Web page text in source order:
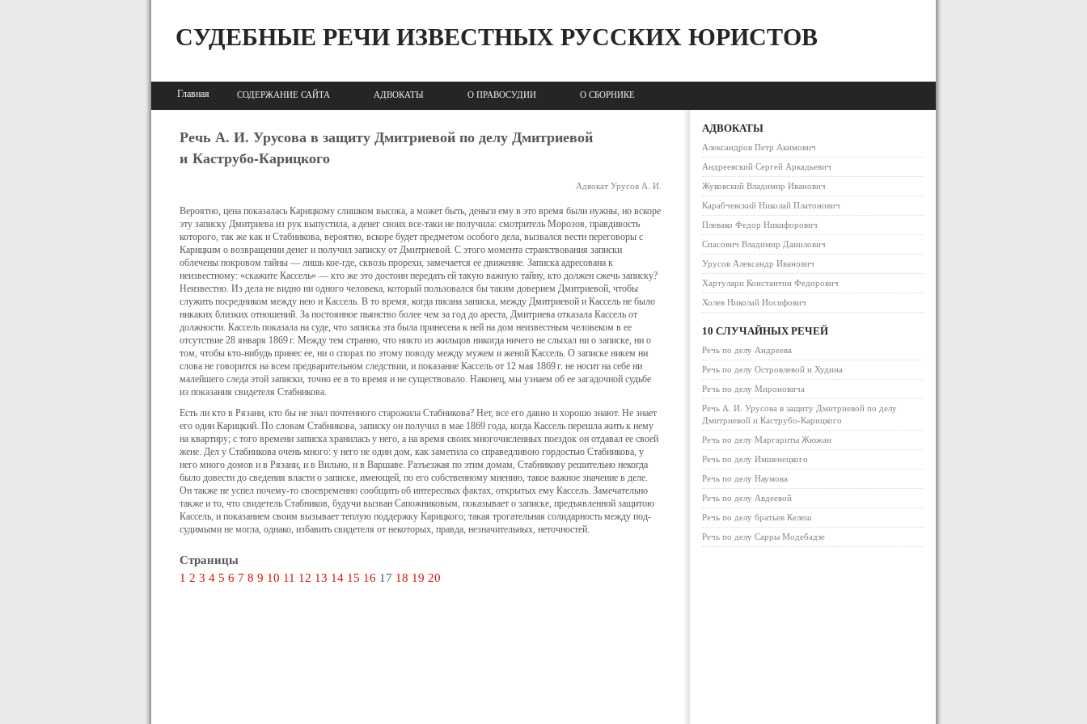
СУДЕБНЫЕ РЕЧИ ИЗВЕСТНЫХ РУССКИХ ЮРИСТОВ
Главная СОДЕРЖАНИЕ САЙТА АДВОКАТЫ О ПРАВОСУДИИ О СБОРНИКЕ
Речь А. И. Урусова в защиту Дмитриевой по делу Дмитриевой
и Каструбо-Карицкого
Адвокат Урусов А. И.
Вероятно, цена показалась Карицкому слишком высока, а может быть, деньги ему в это время были нужны, но вскоре
эту записку Дмитриева из рук выпустила, а де­нег своих все-таки не получила: смотритель Морозов, правдивость
которого, так же как и Стабникова, вероятно, вскоре будет предме­том особого дела, вызвался вести переговоры с
Карицким о воз­вращении денег и получил записку от Дмитриевой. С этого мо­мента странствования записки
облечены покровом тайны — лишь кое-где, сквозь прорехи, замечается ее движение. Записка адресова­на к
неизвестному: «скажите Кассель» — кто же это достоин пере­дать ей такую важную тайну, кто должен сжечь записку?
Неизвест­но. Из дела не видно ни одного человека, который пользовался бы таким доверием Дмитриевой, чтобы
служить посредником между нею и Кассель. В то время, когда писана записка, между Дмитри­евой и Кассель не было
никаких близких отношений. За постоянное пьянство более чем за год до ареста, Дмитриева отказала Кассель от
должности. Кассель показала на суде, что записка эта была при­несена к ней на дом неизвестным человеком в ее
отсутствие 28 ян­варя 1869 г. Между тем странно, что никто из жильцов никогда ничего не слыхал ни о записке, ни о
том, чтобы кто-нибудь принес ее, ни о спорах по этому поводу между мужем и женой Кассель. О записке никем ни
слова не говорится на всем предварительном следствии, и показание Кассель от 12 мая 1869 г. не носит на себе ни
малейшего следа этой записки, точно ее в то время и не сущест­вовало. Наконец, мы узнаем об ее загадочной судьбе
из показания свидетеля Стабникова.
Есть ли кто в Рязани, кто бы не знал почтенного старожила Стабникова? Нет, все его давно и хорошо знают. Не знает
его один Карицкий. По словам Стабникова, записку он получил в мае 1869 года, когда Кассель перешла жить к нему
на квартиру; с того вре­мени записка хранилась у него, а на время своих многочисленных поездок он отдавал ее своей
жене. Дел у Стабникова очень много: у него не один дом, как заметила со справедливою гордостью Стаб­никова, у
него много домов и в Рязани, и в Вильно, и в Варшаве. Разъезжая по этим домам, Стабникову решительно некогда
было довести до сведения власти о записке, имеющей, по его собственному мнению, такое важное значение в деле.
Он также не успел по­чему-то своевременно сообщить об интересных фактах, открытых ему Кассель. Замечательно
также и то, что свидетель Стабников, будучи вызван Сапожниковым, показывает о записке, предъявлен­ной защитою
Кассель, и показанием своим вызывает теплую под­держку Карицкого; такая трогательная солидарность между под­
судимыми не могла, однако, избавить свидетеля от некоторых, прав­да, незначительных, неточностей.
Страницы
1 2 3 4 5 6 7 8 9 10 11 12 13 14 15 16 17 18 19 20
АДВОКАТЫ
Александров Петр Акимович
Андреевский Сергей Аркадьевич
Жуковский Владимир Иванович
Карабчевский Николай Платонович
Плевако Федор Никифорович
Спасович Владимир Данилович
Урусов Александр Иванович
Хартулари Константин Федорович
Холев Николай Иосифович
10 СЛУЧАЙНЫХ РЕЧЕЙ
Речь по делу Андреева
Речь по делу Островлевой и Худина
Речь по делу Мироновича
Речь А. И. Урусова в защиту Дмитриевой по делу
Дмитриевой и Каструбо-Карицкого
Речь по делу Маргариты Жюжан
Речь по делу Имшенецкого
Речь по делу Наумова
Речь по делу Авдеевой
Речь по делу братьев Келеш
Речь по делу Сарры Модебадзе